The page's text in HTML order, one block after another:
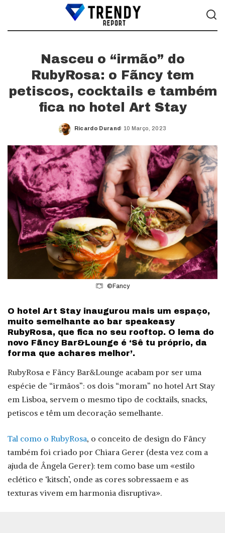
Nasceu o “irmão” do
RubyRosa: o Fãncy tem
petiscos, cocktails e também
fica no hotel Art Stay
Posted
Ricardo Durand 10 Março, 2023
©Fancy
O hotel Art Stay inaugurou mais um espaço,
muito semelhante ao bar speakeasy
RubyRosa, que fica no seu rooftop. O lema do
novo Fãncy Bar&Lounge é ‘Sê tu próprio, da
forma que achares melhor’.
RubyRosa e Fãncy Bar&Lounge acabam por ser uma
espécie de “irmãos”: os dois “moram” no hotel Art Stay
em Lisboa, servem o mesmo tipo de cocktails, snacks,
petiscos e têm um decoração semelhante.
Tal como o RubyRosa, o conceito de design do Fãncy
também foi criado por Chiara Gerer (desta vez com a
ajuda de Ângela Gerer): tem como base um «estilo
eclético e ‘kitsch’, onde as cores sobressaem e as
texturas vivem em harmonia disruptiva».